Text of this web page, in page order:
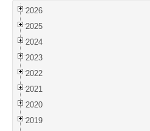
2026
2025
2024
2023
2022
2021
2020
2019